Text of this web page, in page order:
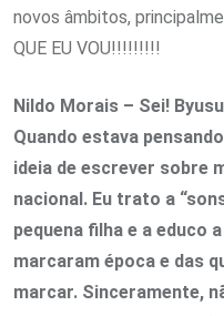
novos âmbitos,
QUE EU VOU!!!!!!!!!
Nildo Morais – Sei!
Quando estava
ideia de escrever sobre
nacional. Eu trato a
pequena filha e a educo
marcaram época e das
marcar. Sinceramente,